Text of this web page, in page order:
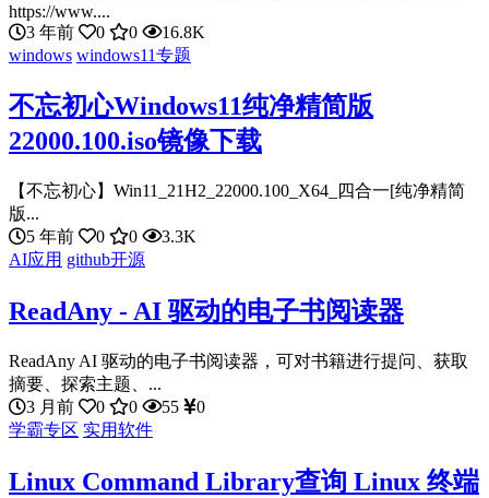
https://www....
3 年前
0 0
16.8K
windows windows11专题
不忘初心Windows11纯净精简版
22000.100.iso镜像下载
【不忘初心】Win11_21H2_22000.100_X64_四合一[纯净精简
版...
5 年前
0 0
3.3K
AI应用 github开源
ReadAny - AI 驱动的电子书阅读器
ReadAny AI 驱动的电子书阅读器，可对书籍进行提问、获取
摘要、探索主题、...
3 月前
0 0 55
0
学霸专区 实用软件
Linux Command Library查询 Linux 终端